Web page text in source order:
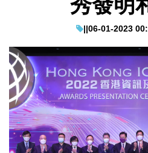
EduTech
IT Times
生成式AI與雲端應用
Enterprise Digital Transformation
特集
||06-01-2023